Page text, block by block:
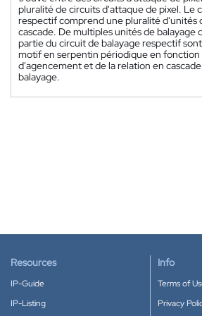
pluralité de circuits d'attaque de pixel. Le
respectif comprend une pluralité d'unités
cascade. De multiples unités de balayage
partie du circuit de balayage respectif
motif en serpentin périodique en fonction
d'agencement et de la relation en
balayage.
Resources
IP-Guide
IP-Listing
Info
Terms of
Privacy